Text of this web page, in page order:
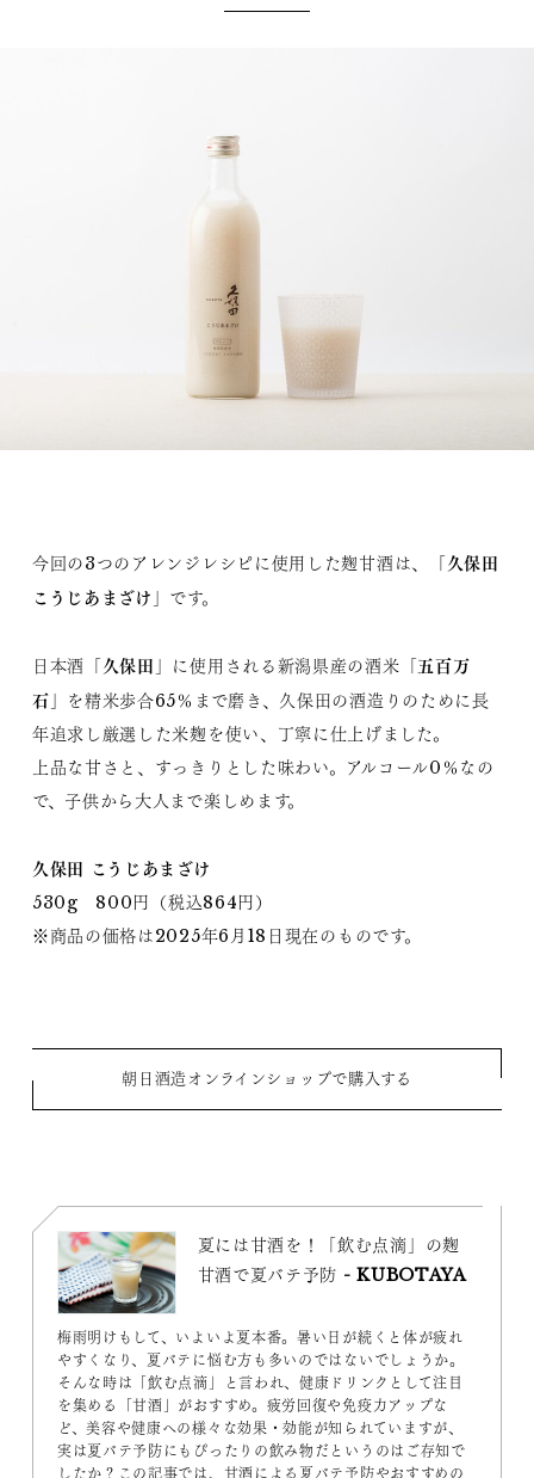
今回の3つのアレンジレシピに使用した麹甘酒は、「久保田
こうじあまざけ 」です。
日本酒「久保田 」に使用される新潟県産の酒米「五百万
石 」を精米歩合65％まで磨き、久保田の酒造りのために長
年追求し厳選した米麹を使い、丁寧に仕上げました。
上品な甘さと、すっきりとした味わい。アルコール0％なの
で、子供から大人まで楽しめます。
久保田 こうじあまざけ
530g 800円（税込864円）
※商品の価格は2025年6月18日現在のものです。
朝日酒造オンラインショップで購入する
夏には甘酒を！「飲む点滴」の麹
甘酒で夏バテ予防 - KUBOTAYA
梅雨明けもして、いよいよ夏本番。暑い日が続くと体が疲れ
やすくなり、夏バテに悩む方も多いのではないでしょうか。
そんな時は「飲む点滴」と言われ、健康ドリンクとして注目
を集める「甘酒」がおすすめ。疲労回復や免疫力アップな
ど、美容や健康への様々な効果・効能が知られていますが、
実は夏バテ予防にもぴったりの飲み物だというのはご存知で
したか？この記事では、甘酒による夏バテ予防やおすすめの